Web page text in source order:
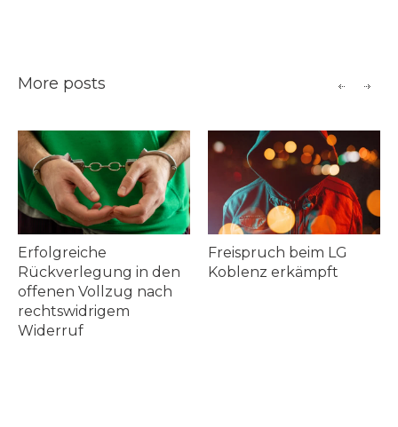
More posts
in den
nach
Freispruch beim LG
Koblenz erkämpft
2 Mandanten